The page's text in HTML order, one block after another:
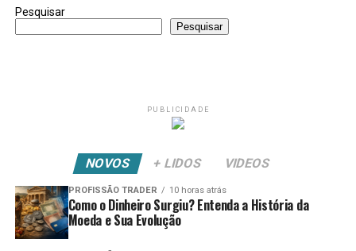
Pesquisar
Pesquisar
PUBLICIDADE
NOVOS + LIDOS VIDEOS
PROFISSÃO TRADER 10 horas atrás
Como o Dinheiro Surgiu? Entenda a História da
Moeda e Sua Evolução